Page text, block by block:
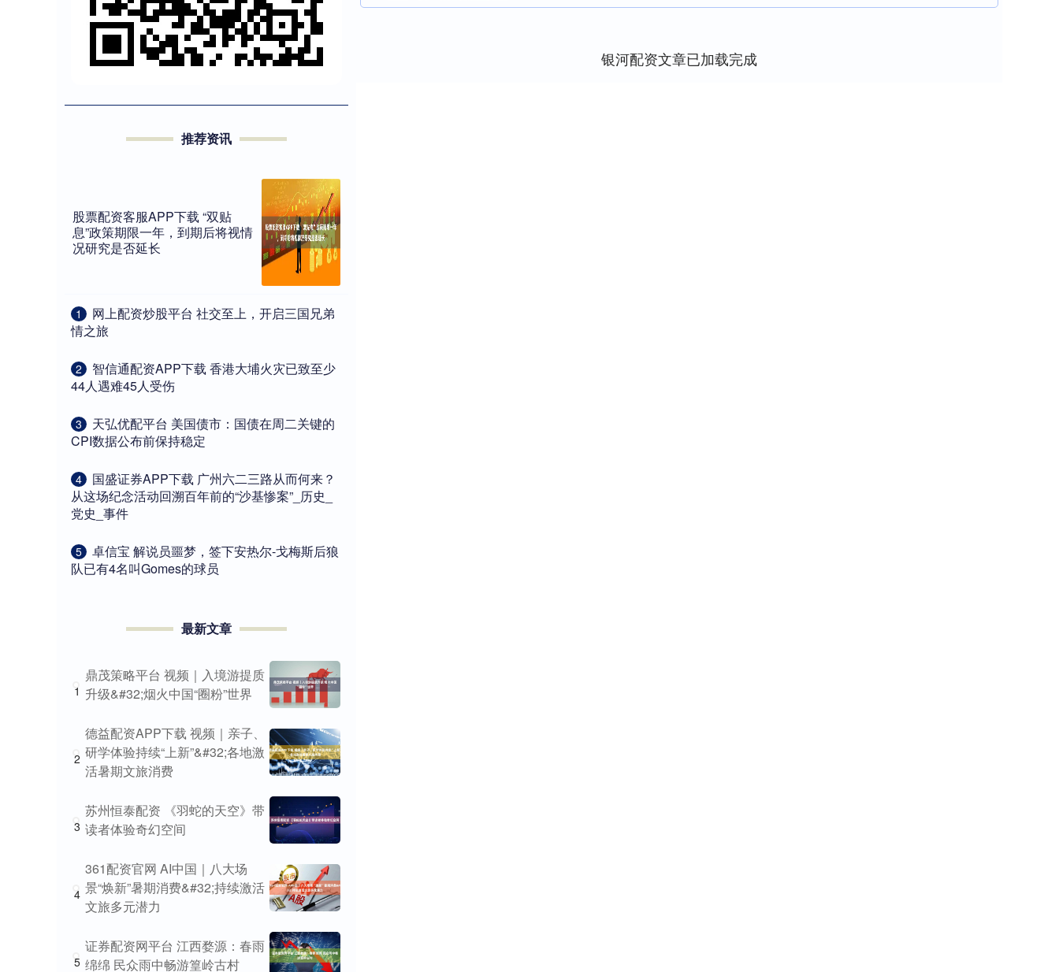
银河配资文章已加载完成
推荐资讯
股票配资客服APP下载 “双贴
息”政策期限一年，到期后将视情
况研究是否延长
1
​网上配资炒股平台 社交至上，开启三国兄弟
情之旅
2
​智信通配资APP下载 香港大埔火灾已致至少
44人遇难45人受伤
3
​天弘优配平台 美国债市：国债在周二关键的
CPI数据公布前保持稳定
4
​国盛证券APP下载 广州六二三路从而何来？
从这场纪念活动回溯百年前的“沙基惨案”_历史_
党史_事件
5
​卓信宝 解说员噩梦，签下安热尔-戈梅斯后狼
队已有4名叫Gomes的球员
最新文章
1
鼎茂策略平台 视频｜入境游提质
升级&#32;烟火中国“圈粉”世界
2
德益配资APP下载 视频｜亲子、
研学体验持续“上新”&#32;各地激
活暑期文旅消费
3
苏州恒泰配资 《羽蛇的天空》带
读者体验奇幻空间
4
361配资官网 AI中国｜八大场
景“焕新”暑期消费&#32;持续激活
文旅多元潜力
5
证券配资网平台 江西婺源：春雨
绵绵 民众雨中畅游篁岭古村